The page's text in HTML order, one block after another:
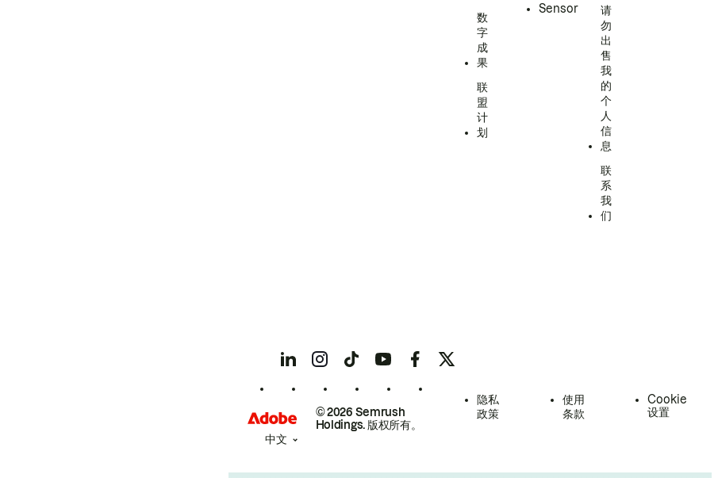
数
字
成
果
联
盟
计
划
Sensor
请
勿
出
售
我
的
个
人
信
息
联
系
我
们
© 2026 Semrush
Holdings. 版权所有。
隐私
政策
使用
条款
Cookie
设置
中文